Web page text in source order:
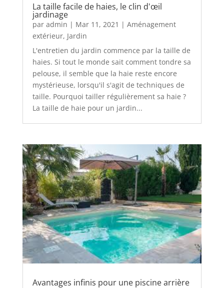
La taille facile de haies, le clin d'œil
jardinage
par admin | Mar 11, 2021 | Aménagement
extérieur, Jardin
L'entretien du jardin commence par la taille de
haies. Si tout le monde sait comment tondre sa
pelouse, il semble que la haie reste encore
mystérieuse, lorsqu'il s'agit de techniques de
taille. Pourquoi tailler régulièrement sa haie ?
La taille de haie pour un jardin...
Avantages infinis pour une piscine arrière